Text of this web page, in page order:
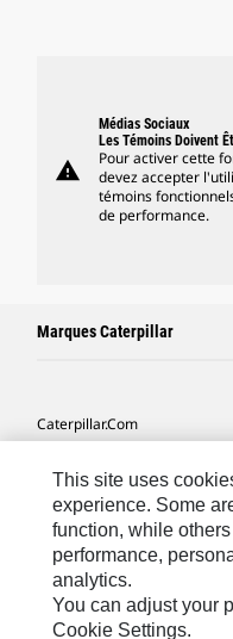
warning
Médias Sociaux
Les Témoins Doivent
Pour activer cette
devez accepter
témoins
de performance.
Marques Caterpillar
Caterpillar.com
Mes Préférences Marketing
Plan Du Site
Cookie Settings
Légales
This site uses
experience. Some
function, while
performance,
analytics.
You can adjust your
Cookie Settings.